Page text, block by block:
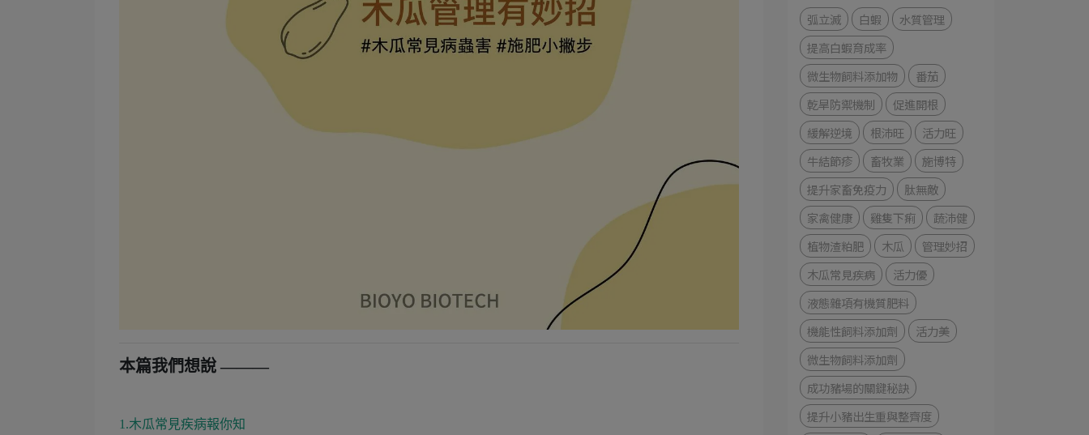
本篇我們想說 ———
1.木瓜常見疾病報你知
弧立滅 白蝦
水質管理
提高白蝦育成率
微生物飼料添加物
番茄
乾旱防禦機制
促進開根
緩解逆境
根沛旺
活力旺
牛結節疹
畜牧業
施博特
提升家畜免疫力
肽無敵
家禽健康
雞隻下痢
蔬沛健
植物渣粕肥
木瓜
管理妙招
木瓜常見疾病
活力優
液態雜項有機質肥料
機能性飼料添加劑
活力美
微生物飼料添加劑
成功豬場的關鍵秘訣
提升小豬出生重與整齊度